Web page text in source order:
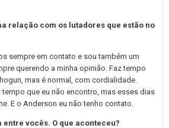
relação com os lutadores que estão no
sempre em contato e sou também um
querendo a minha opinião. Faz tempo
mas é normal, com cordialidade.
que eu não encontro, mas esses dias
E o Anderson eu não tenho contato.
entre vocês. O que aconteceu?